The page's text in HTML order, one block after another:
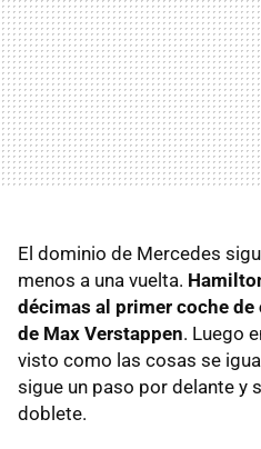
El dominio de Mercedes
menos a una vuelta.
décimas al primer coche
de Max Verstappen. Luego
visto como las cosas se
sigue un paso por delante y
doblete.